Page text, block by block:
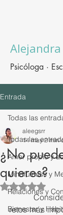
Alejandra
Psicóloga ·
Entrada
Todas las
Amor propio y
Mindfulness y
Relaciones y
Bienestar y
Todas las
¿No
quieres?
aleegsrr
14 may 2 min
Obtuvo NaN
	Considero que uno de los
retos más